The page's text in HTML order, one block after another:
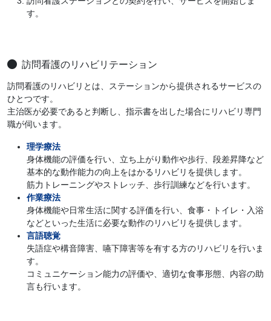
す。
訪問看護のリハビリテーション
訪問看護のリハビリとは、ステーションから提供されるサービスの
ひとつです。
主治医が必要であると判断し、指示書を出した場合にリハビリ専門
職が伺います。
理学療法
身体機能の評価を行い、立ち上がり動作や歩行、段差昇降など
基本的な動作能力の向上をはかるリハビリを提供します。
筋力トレーニングやストレッチ、歩行訓練などを行います。
作業療法
身体機能や日常生活に関する評価を行い、食事・トイレ・入浴
などといった生活に必要な動作のリハビリを提供します。
言語聴覚
失語症や構音障害、嚥下障害等を有する方のリハビリを行いま
す。
コミュニケーション能力の評価や、適切な食事形態、内容の助
言も行います。